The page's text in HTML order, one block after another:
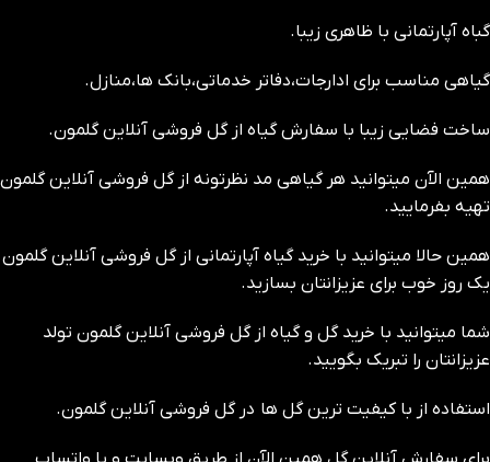
گباه آپارتمانی با ظاهری زیبا.
گیاهی مناسب برای ادارجات،دفاتر خدماتی،بانک ها،منازل.
ساخت فضایی زیبا با سفارش گیاه از گل فروشی آنلاین گلمون.
همین الآن میتوانید هر گیاهی مد نظرتونه از گل فروشی آنلاین گلمون
تهیه بفرمایید.
همین حالا میتوانید با خرید گیاه آپارتمانی از گل فروشی آنلاین گلمون
یک روز خوب برای عزیزانتان بسازید.
شما میتوانید با خرید گل و گیاه از گل فروشی آنلاین گلمون تولد
عزیزانتان را تبریک بگویید.
استفاده از با کیفیت ترین گل ها در گل فروشی آنلاین گلمون.